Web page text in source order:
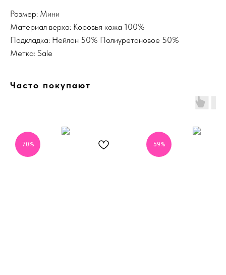
Размер: Мини
Материал верха: Коровья кожа 100%
Подкладка: Нейлон 50% Полиуретановое 50%
Метка: Sale
Часто покупают
70% 59%